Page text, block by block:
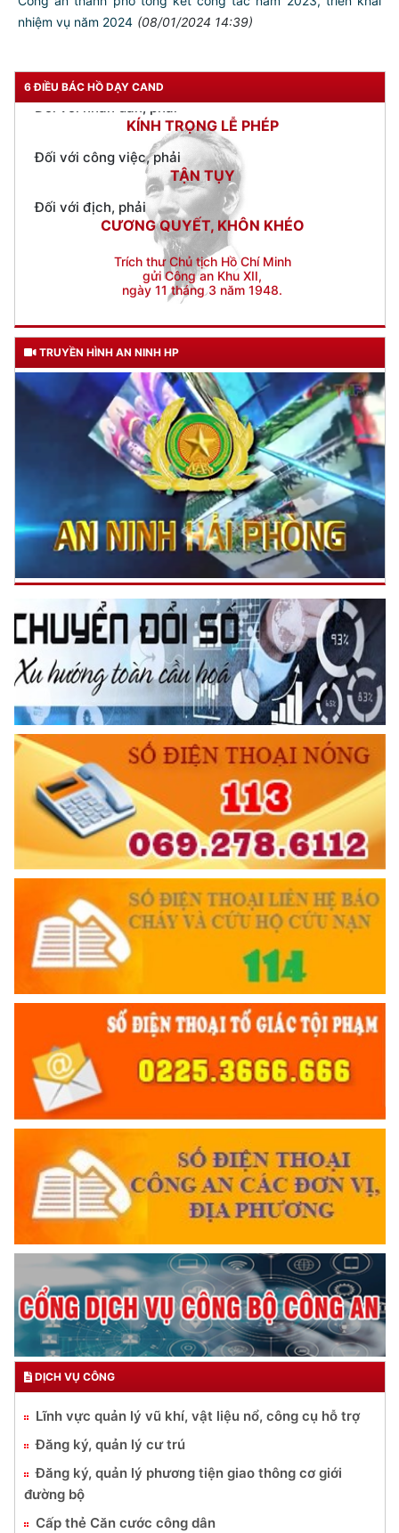
nhiệm vụ năm 2024 (08/01/2024 14:39)
6 ĐIỀU BÁC HỒ DẠY CAND
Đối với nhân dân, phải
Đối với công việc, phải
TẬN TỤY
Đối với địch, phải
CƯƠNG QUYẾT, KHÔN KHÉO
Trích thư Chủ tịch Hồ Chí Minh
gửi Công an Khu XII,
ngày 11 tháng 3 năm 1948.
TRUYỀN HÌNH AN NINH HP
DỊCH VỤ CÔNG
Lĩnh vực quản lý vũ khí, vật liệu nổ, công cụ hỗ trợ
Đăng ký, quản lý cư trú
Đăng ký, quản lý phương tiện giao thông cơ giới
đường bộ
Cấp thẻ Căn cước công dân